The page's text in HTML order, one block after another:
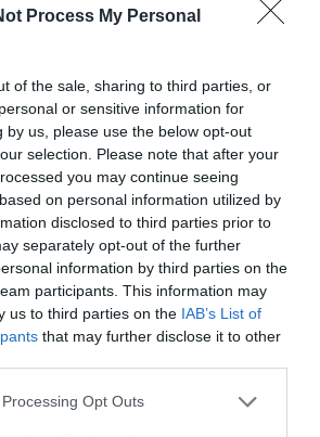
Process My Personal
of the sale, sharing to third parties, or
or sensitive information for
by us, please use the below opt-out
selection. Please note that after your
you may continue seeing
on personal information utilized by
disclosed to third parties prior to
separately opt-out of the further
information by third parties on the
participants. This information may
us to third parties on the IAB’s List of
that may further disclose it to other
Opt Outs
zaprojektowany z myślą o potrzebach
biznesowych, zapewniając niezawodne i
do montażu w szafie. Dzięki
ten jest dobrym wyborem dla organizacji
w procesor Intel Xeon i 32 GB
nadaje się do wielu zastosowań. Jego